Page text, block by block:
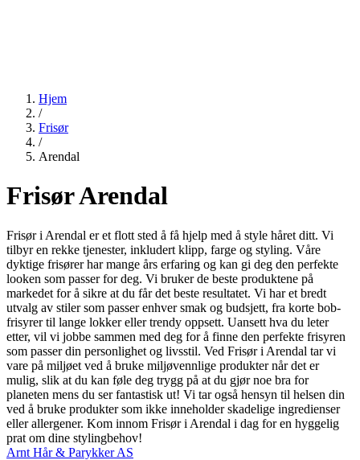
Hjem
/
Frisør
/
Arendal
Frisør Arendal
Frisør i Arendal er et flott sted å få hjelp med å style håret ditt. Vi
tilbyr en rekke tjenester, inkludert klipp, farge og styling. Våre
dyktige frisører har mange års erfaring og kan gi deg den perfekte
looken som passer for deg. Vi bruker de beste produktene på
markedet for å sikre at du får det beste resultatet. Vi har et bredt
utvalg av stiler som passer enhver smak og budsjett, fra korte bob-
frisyrer til lange lokker eller trendy oppsett. Uansett hva du leter
etter, vil vi jobbe sammen med deg for å finne den perfekte frisyren
som passer din personlighet og livsstil. Ved Frisør i Arendal tar vi
vare på miljøet ved å bruke miljøvennlige produkter når det er
mulig, slik at du kan føle deg trygg på at du gjør noe bra for
planeten mens du ser fantastisk ut! Vi tar også hensyn til helsen din
ved å bruke produkter som ikke inneholder skadelige ingredienser
eller allergener. Kom innom Frisør i Arendal i dag for en hyggelig
prat om dine stylingbehov!
Arnt Hår & Parykker AS